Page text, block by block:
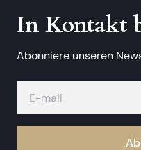
In Kontakt
Abonniere unseren